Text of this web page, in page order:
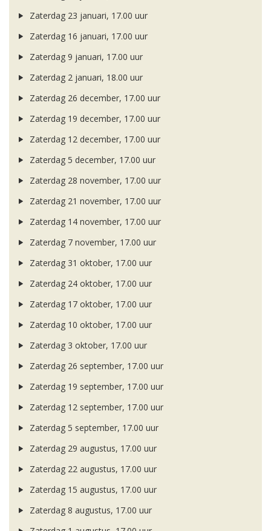
Zaterdag 23 januari, 17.00 uur
Zaterdag 16 januari, 17.00 uur
Zaterdag 9 januari, 17.00 uur
Zaterdag 2 januari, 18.00 uur
Zaterdag 26 december, 17.00 uur
Zaterdag 19 december, 17.00 uur
Zaterdag 12 december, 17.00 uur
Zaterdag 5 december, 17.00 uur
Zaterdag 28 november, 17.00 uur
Zaterdag 21 november, 17.00 uur
Zaterdag 14 november, 17.00 uur
Zaterdag 7 november, 17.00 uur
Zaterdag 31 oktober, 17.00 uur
Zaterdag 24 oktober, 17.00 uur
Zaterdag 17 oktober, 17.00 uur
Zaterdag 10 oktober, 17.00 uur
Zaterdag 3 oktober, 17.00 uur
Zaterdag 26 september, 17.00 uur
Zaterdag 19 september, 17.00 uur
Zaterdag 12 september, 17.00 uur
Zaterdag 5 september, 17.00 uur
Zaterdag 29 augustus, 17.00 uur
Zaterdag 22 augustus, 17.00 uur
Zaterdag 15 augustus, 17.00 uur
Zaterdag 8 augustus, 17.00 uur